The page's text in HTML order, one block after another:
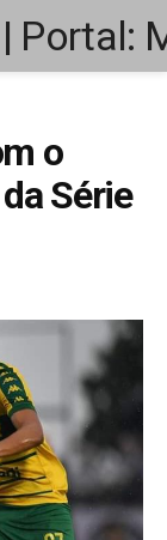
o
Série